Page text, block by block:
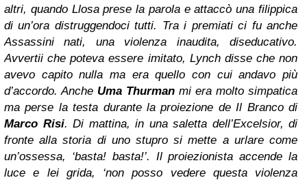
altri, quando Llosa prese la parola e attaccò una filippica
di un’ora distruggendoci tutti. Tra i premiati ci fu anche
Assassini nati, una violenza inaudita, diseducativo.
Avvertii che poteva essere imitato, Lynch disse che non
avevo capito nulla ma era quello con cui andavo più
d’accordo. Anche Uma Thurman mi era molto simpatica
ma perse la testa durante la proiezione de Il Branco di
Marco Risi. Di mattina, in una saletta dell’Excelsior, di
fronte alla storia di uno stupro si mette a urlare come
un’ossessa, ‘basta! basta!’. Il proiezionista accende la
luce e lei grida, ‘non posso vedere questa violenza